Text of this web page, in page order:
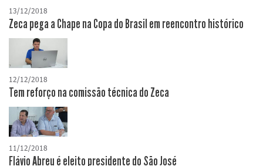
13/12/2018
Zeca pega a Chape na Copa do Brasil em reencontro histórico
12/12/2018
Tem reforço na comissão técnica do Zeca
11/12/2018
Flávio Abreu é eleito presidente do São José